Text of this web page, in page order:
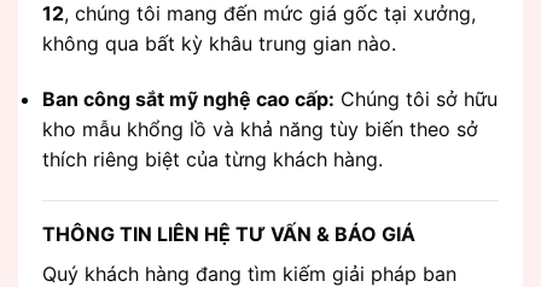
12, chúng tôi mang đến mức giá gốc tại xưởng,
không qua bất kỳ khâu trung gian nào.
Ban công sắt mỹ nghệ cao cấp: Chúng tôi sở hữu
kho mẫu khổng lồ và khả năng tùy biến theo sở
thích riêng biệt của từng khách hàng.
THÔNG TIN LIÊN HỆ TƯ VẤN & BÁO GIÁ
Quý khách hàng đang tìm kiếm giải pháp ban